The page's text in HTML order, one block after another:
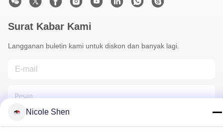
Surat Kabar Kami
Langganan buletin kami untuk diskon dan banyak lagi.
Nicole Shen